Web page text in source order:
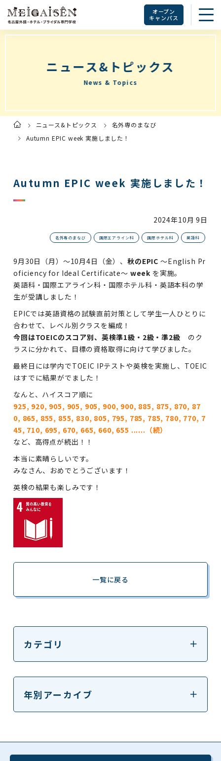
オープン
キャンパス
ニュース&トピックス
News & Topics
ト
プ
ペ
ニュース&トピックス
名外専のまなび
Autumn EPIC week 実施しました！
Autumn EPIC week 実施しました！
2024年10月 9日
名外専のまなび 国際エアライン科 国際ホテル科 英語科
9月30日（月）～10月4日（金）、秋のEPIC ～English Pr
oficiency for Ideal Certificate～ week を実施。
英語科・国際エアライン科・国際ホテル科・英語本科の学
生が受講しました！
EPICでは英語資格の試験直前対策として学生一人ひとりに
合わせて、レベル別クラスを編成！
今回はTOEICのスコア別、英検準1級・2級・準2級 のク
ラスに分かれて、目標の資格取得に向けて学びました。
最終日には学内でTOEIC IPテストや英検を実施し、TOEIC
はすでに結果がでました！
なんと、ハイスコア順に
925, 920, 905, 905, 905, 900, 900, 885, 875, 870, 87
0, 865, 855, 855, 830, 805, 795, 785, 785, 780, 770, 7
45, 710, 695, 670, 665, 660, 655 ......（続）
など、高得点が続出！！
本当に素晴らしいです。
みなさん、おめでとうございます！
英検の結果も楽しみです！
一覧に戻る
カテゴリ
年別アーカイブ